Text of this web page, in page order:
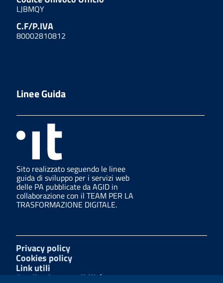
LJBMQY
C.F/P.IVA
80002810812
Linee Guida
Sito realizzato seguendo le linee
guida di sviluppo per i servizi web
delle PA pubblicate da AGID in
collaborazione con il TEAM PER LA
TRASFORMAZIONE DIGITALE.
Privacy policy
Cookies policy
Link utili
Feedback accessibilità